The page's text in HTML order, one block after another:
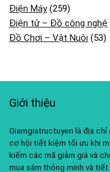
Điện Máy(259)
Điện tử – Đồ công nghệ
Đồ Chơi – Vật Nuôi (53)
Giới thiệu
Giamgiatructuyen là địa
cơ hội tiết kiệm tối ưu khi
kiếm các mã giảm giá và
mua sắm thông minh và